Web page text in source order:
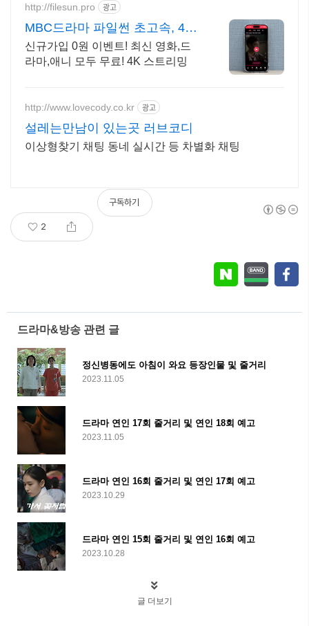
http://filesun.pro 광고
MBC드라마 파일썬 초고속, 4K
실시간 보기!
신규가입 0원 이벤트! 최신 영화,드
라마,애니 모두 무료! 4K 스트리밍
http://www.lovecody.co.kr 광고
설레는만남이 있는곳 러브코디
이상형찾기 채팅 동네 실시간 등 차별화 채팅
2
구독하기
드라마&방송 관련 글
정신병동에도 아침이 와요 등장인물 및 줄거리
2023.11.05
드라마 연인 17회 줄거리 및 연인 18회 예고
2023.11.05
드라마 연인 16회 줄거리 및 연인 17회 예고
2023.10.29
드라마 연인 15회 줄거리 및 연인 16회 예고
2023.10.28
글 더보기